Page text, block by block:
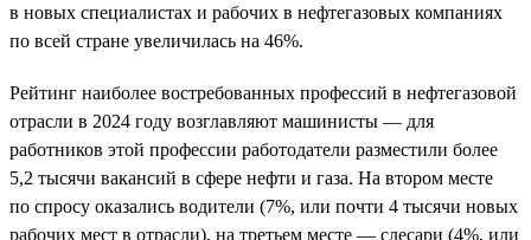
в новых специалистах и рабочих в нефтегазовых компаниях
по всей стране увеличилась на 46%.
Рейтинг наиболее востребованных профессий в нефтегазовой
отрасли в 2024 году возглавляют машинисты — для
работников этой профессии работодатели разместили более
5,2 тысячи вакансий в сфере нефти и газа. На втором месте
по спросу оказались водители (7%, или почти 4 тысячи новых
рабочих мест в отрасли), на третьем месте — слесари (4%, или